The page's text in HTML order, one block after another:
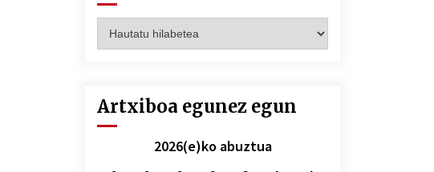
hilez
Artxiboa egunez egun
2026(e)ko abuztua